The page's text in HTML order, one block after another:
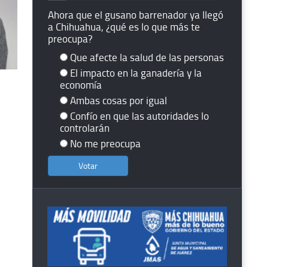
Ahora que el gusano barrenador ya llegó
a Chihuahua, ¿qué es lo que más te
preocupa?
Que afecte la salud de las personas
El impacto en la ganadería y la
economía
Ambas cosas por igual
Confío en que las autoridades lo
controlarán
No me preocupa